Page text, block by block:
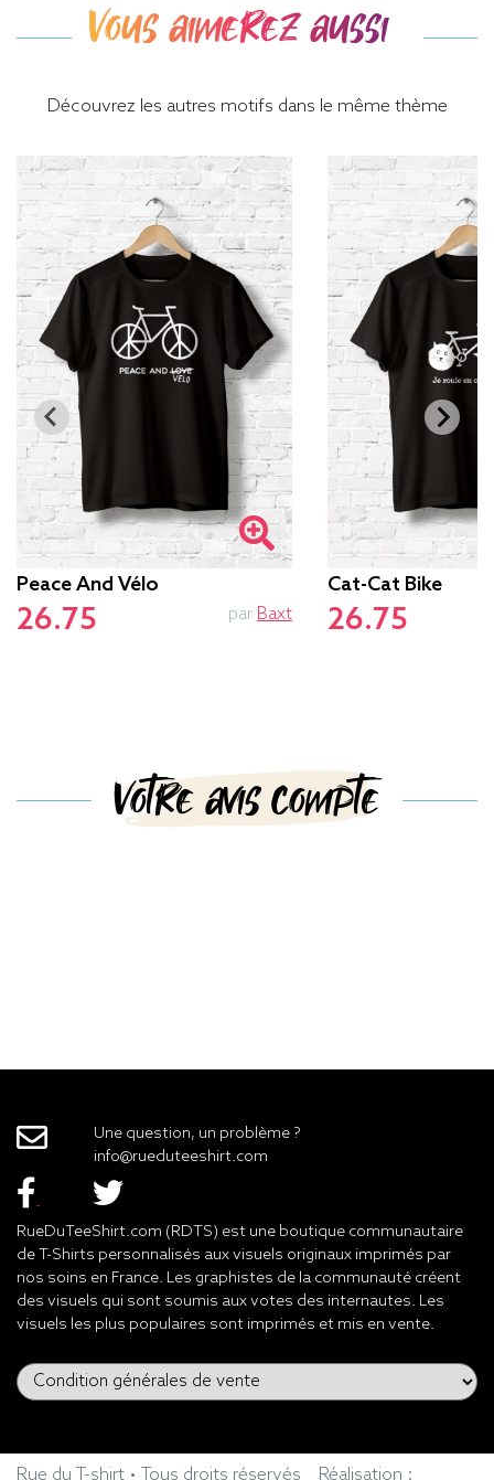
Vous aimerez aussi
Découvrez les autres motifs dans le même thème
Peace And Vélo
26.75 par Baxt
Cat-Cat Bike
26.75
Votre avis compte
Une question, un problème ?
info@rueduteeshirt.com
RueDuTeeShirt.com (RDTS) est une boutique communautaire
de T-Shirts personnalisés aux visuels originaux imprimés par
nos soins en France. Les graphistes de la communauté créent
des visuels qui sont soumis aux votes des internautes. Les
visuels les plus populaires sont imprimés et mis en vente.
Rue du T-shirt • Tous droits réservés Réalisation :